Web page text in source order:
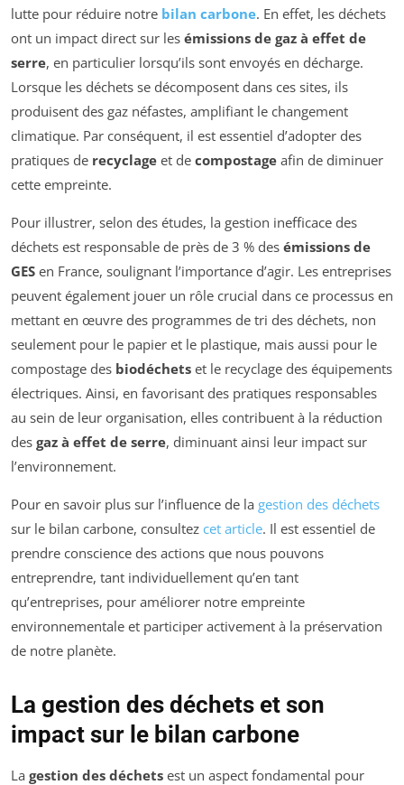
lutte pour réduire notre bilan carbone. En effet, les déchets
ont un impact direct sur les émissions de gaz à effet de
serre, en particulier lorsqu’ils sont envoyés en décharge.
Lorsque les déchets se décomposent dans ces sites, ils
produisent des gaz néfastes, amplifiant le changement
climatique. Par conséquent, il est essentiel d’adopter des
pratiques de recyclage et de compostage afin de diminuer
cette empreinte.
Pour illustrer, selon des études, la gestion inefficace des
déchets est responsable de près de 3 % des émissions de
GES en France, soulignant l’importance d’agir. Les entreprises
peuvent également jouer un rôle crucial dans ce processus en
mettant en œuvre des programmes de tri des déchets, non
seulement pour le papier et le plastique, mais aussi pour le
compostage des biodéchets et le recyclage des équipements
électriques. Ainsi, en favorisant des pratiques responsables
au sein de leur organisation, elles contribuent à la réduction
des gaz à effet de serre, diminuant ainsi leur impact sur
l’environnement.
Pour en savoir plus sur l’influence de la gestion des déchets
sur le bilan carbone, consultez cet article. Il est essentiel de
prendre conscience des actions que nous pouvons
entreprendre, tant individuellement qu’en tant
qu’entreprises, pour améliorer notre empreinte
environnementale et participer activement à la préservation
de notre planète.
La gestion des déchets et son
impact sur le bilan carbone
La gestion des déchets est un aspect fondamental pour